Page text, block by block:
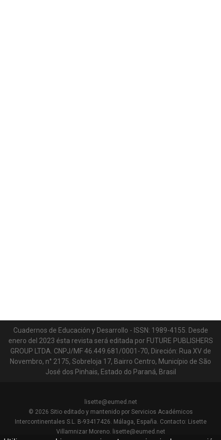
Cuadernos de Educación y Desarrollo - ISSN: 1989-4155. Desde
enero del 2023 ésta revista será editada por FUTURE PUBLISHERS
GROUP LTDA. CNPJ/MF 46.449.681/0001-70, Direción: Rua XV de
Novembro, n° 2175, Sobreloja 17, Bairro Centro, Município de São
José dos Pinhais, Estado do Paraná, Brasil
lisette@eumed.net
© 2026 Sitio editado y mantenido por Servicios Académicos
Intercontinentales S.L. B-93417426. Málaga, España. Contacto: Lisette
Villamnizar Moreno.
lisette@eumed.net